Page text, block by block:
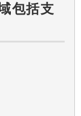
包括支